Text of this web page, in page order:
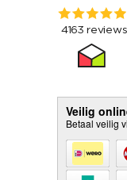
Veilig
Betaal veilig